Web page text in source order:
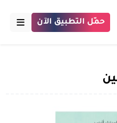
حمّل التطبيق الآن